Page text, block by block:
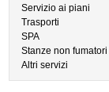
Servizio ai piani
Trasporti
SPA
Stanze non fumatori
Altri servizi